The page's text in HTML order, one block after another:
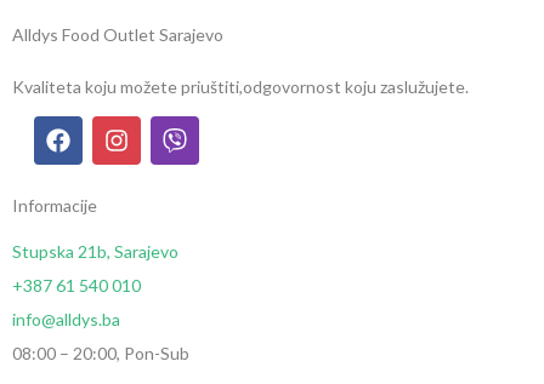
Alldys Food Outlet Sarajevo
Kvaliteta koju možete priuštiti,odgovornost koju zaslužujete.
Informacije
Stupska 21b, Sarajevo
+387 61 540 010
info@alldys.ba
08:00 – 20:00, Pon-Sub